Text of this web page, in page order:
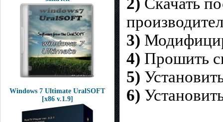
Windows 7 Ultimate UralSOFT
[x86 v.1.9]
3)
4) Прошить
5)
6)